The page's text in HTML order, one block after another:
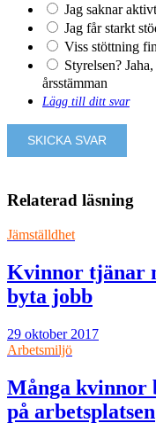
Jag saknar
Jag får starkt
Viss stöttning
Styrelsen?
årsstämman
Lägg till ditt svar
Relaterad läsning
Jämställdhet
Kvinnor tjänar
byta jobb
29 oktober 2017
Arbetsmiljö
Många kvinnor
på arbetsplatsen